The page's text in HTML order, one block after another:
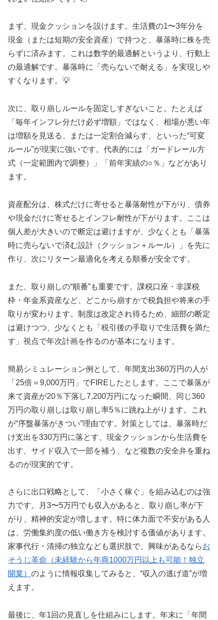
まず、現金クッションを設けます。生活費の1〜3年分を
現金（または短期の安全資産）で持つと、暴落時に株を売
らずに済みます。これは数学的最適解というより、行動上
の最適解です。暴落時に「売らないで耐える」を実現しや
すくなります。💡
次に、取り崩しルールを固定しすぎないこと。たとえば
「毎年インフレ分だけ必ず増額」ではなく、相場が悪い年
は増額を見送る、または一定割合減らす、といった“可変
ルール”が現実に強いです。代表的には「ガードレール方
式（一定範囲内で調整）」「前年実績の○％」などがあり
ます。
資産配分は、株式だけに寄せると暴落耐性が下がり、債券
や現金だけに寄せるとインフレ耐性が下がります。ここは
個人差が大きいので断定は避けますが、少なくとも「暴落
時に売らないで済む設計（クッション＋ルール）」を先に
作り、次にリターン最適化を考える順番が安全です。
また、取り崩しの“順番”も重要です。課税口座・非課税
枠・年金系資産など、どこから崩すかで税負担や将来の手
取りが変わります。制度は改定され得るため、細部の断定
は避けつつ、少なくとも「税引後の手取りで生活費を満た
す」視点で年次計画を作るのが基本になります。
簡易シミュレーション例として、年間支出360万円の人が
「25倍＝9,000万円」でFIREしたとします。ここで暴落が
来て資産が20％下落し7,200万円になった瞬間、同じ360
万円の取り崩しは取り崩し率5％に跳ね上がります。これ
が“序盤暴落がきつい”理由です。対策としては、暴落時だ
け支出を330万円に落とす、現金クッションから生活費を
出す、サイド収入で一部を補う、など複数の安全弁を重ね
るのが現実的です。
さらに出口戦略として、「小さく稼ぐ」を組み込むのは強
力です。月3〜5万円でも収入があると、取り崩し率が下
がり、精神的安定が増します。特に体力面で不安がある人
は、労働集約度の低い働き方を検討する価値があります。
家事代行・清掃の独立なども選択肢で、興味があるならお
そうじ革命（未経験から年商1000万円以上も可能！独立
開業） のように情報収集してみると、“収入の逃げ道”が増
えます。
最後に、年1回の見直しを仕組みにします。年末に「年間